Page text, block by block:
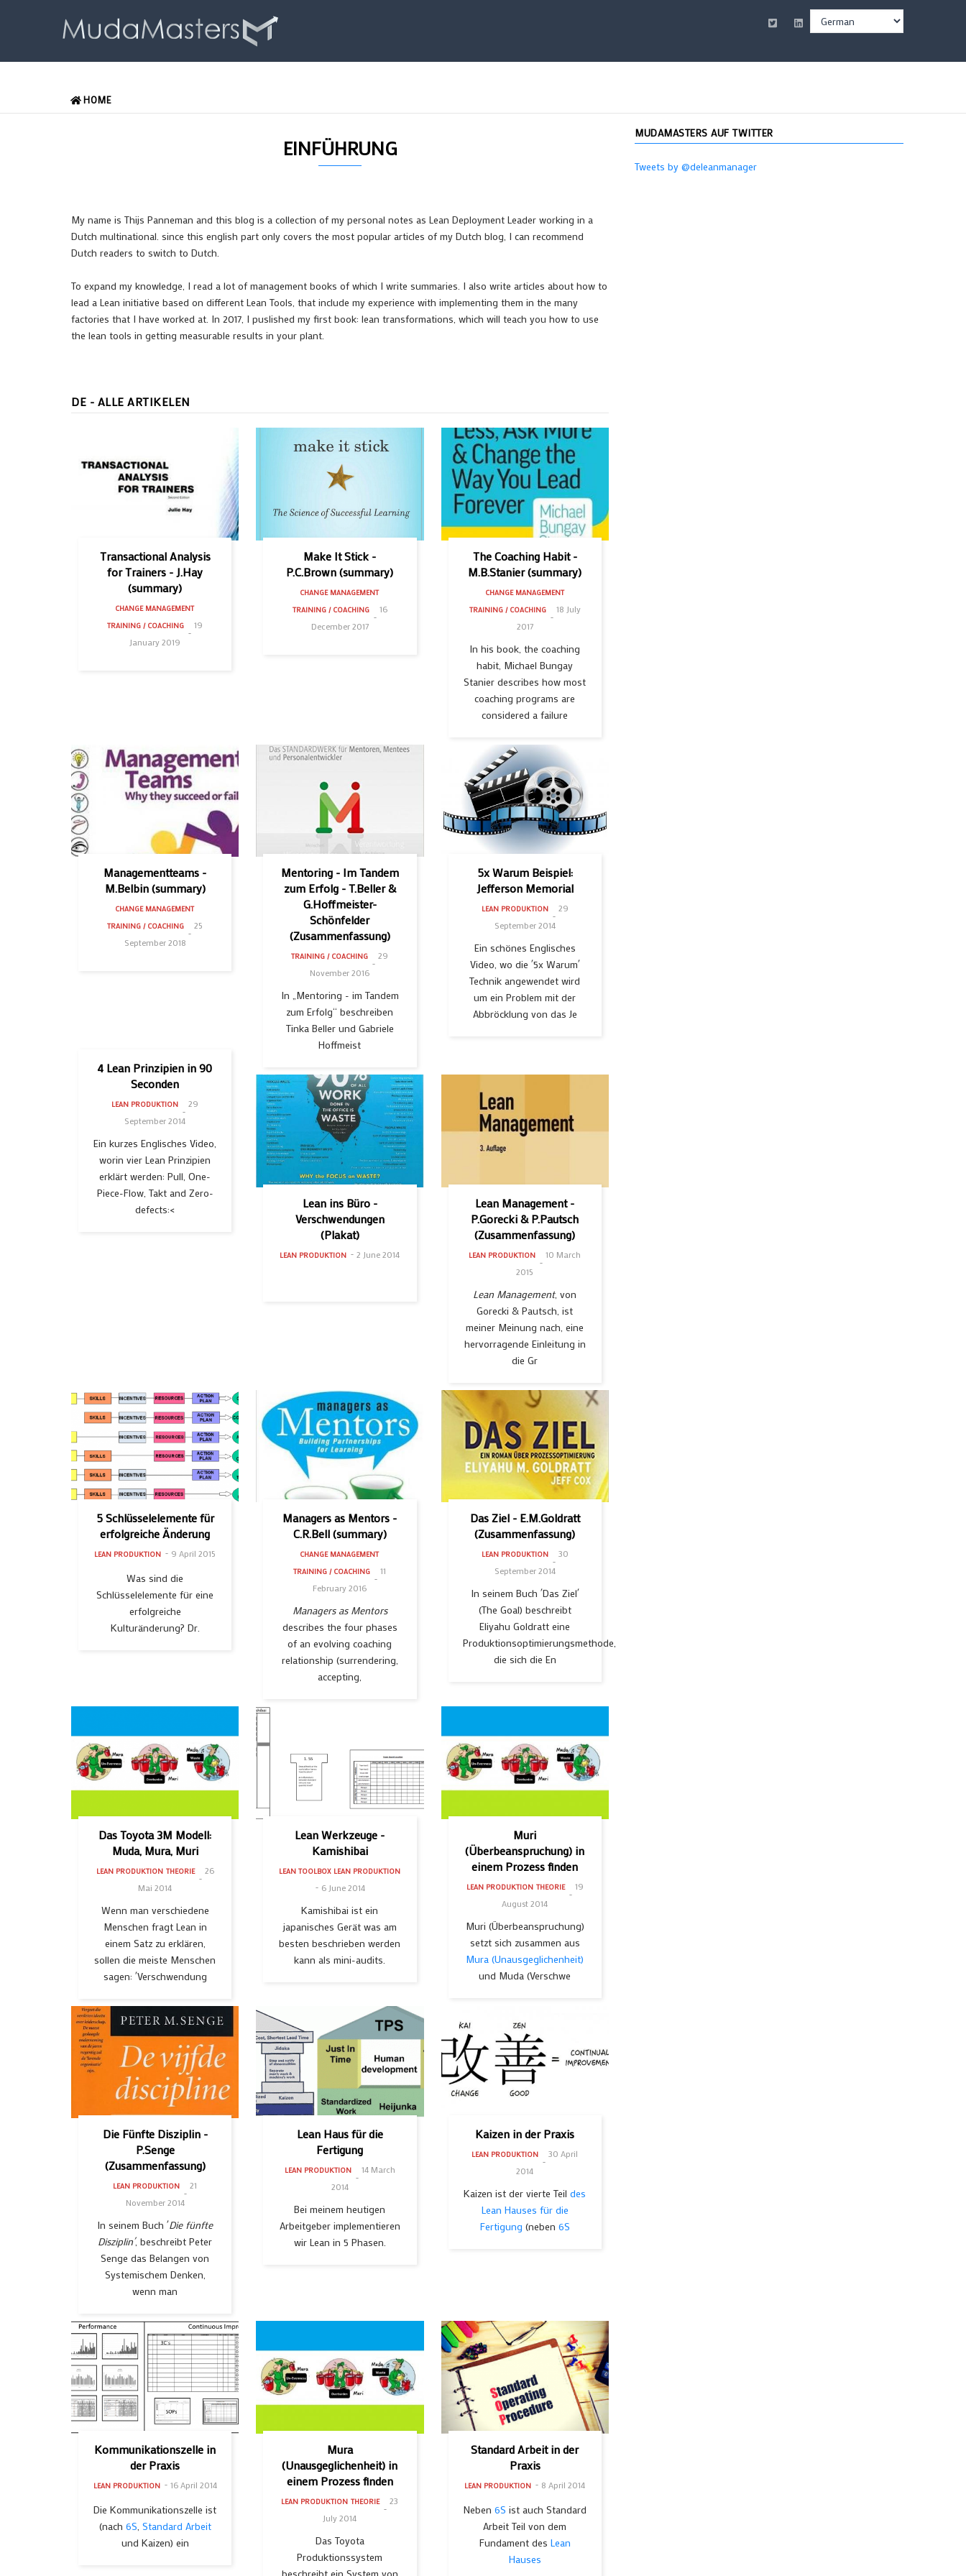
Select
your
DUITS
HOME
EINFÜHRUNG
My name is Thijs Panneman and this blog is a collection of my personal notes as Lean Deployment Leader working in a
Dutch multinational. since this english part only covers the most popular articles of my Dutch blog, I can recommend
Dutch readers to switch to Dutch.
To expand my knowledge, I read a lot of management books of which I write summaries. I also write articles about how to
lead a Lean initiative based on different Lean Tools, that include my experience with implementing them in the many
factories that I have worked at. In 2017, I puslished my first book: lean transformations, which will teach you how to use
the lean tools in getting measurable results in your plant.
DE - ALLE ARTIKELEN
Transactional Analysis
for Trainers - J.Hay
(summary)
CHANGE MANAGEMENT
TRAINING / COACHING
19
January 2019
Make It Stick -
P.C.Brown (summary)
CHANGE MANAGEMENT
TRAINING / COACHING
16
December 2017
The Coaching Habit -
M.B.Stanier (summary)
CHANGE MANAGEMENT
TRAINING / COACHING
18 July
2017
In his book, the coaching
habit, Michael Bungay
Stanier describes how most
coaching programs are
considered a failure
Managementteams -
M.Belbin (summary)
CHANGE MANAGEMENT
TRAINING / COACHING
25
September 2018
Mentoring - Im Tandem
zum Erfolg - T.Beller &
G.Hoffmeister-
Schönfelder
(Zusammenfassung)
TRAINING / COACHING
29
November 2016
In „Mentoring - im Tandem
zum Erfolg“ beschreiben
Tinka Beller und Gabriele
Hoffmeist
5x Warum Beispiel:
Jefferson Memorial
LEAN PRODUKTION
29
September 2014
Ein schönes Englisches
Video, wo die ´5x Warum´
Technik angewendet wird
um ein Problem mit der
Abbröcklung von das Je
4 Lean Prinzipien in 90
Seconden
LEAN PRODUKTION
29
September 2014
Ein kurzes Englisches Video,
worin vier Lean Prinzipien
erklärt werden: Pull, One-
Piece-Flow, Takt and Zero-
defects:<
Lean ins Büro -
Verschwendungen
(Plakat)
LEAN PRODUKTION 2 June 2014
Lean Management -
P.Gorecki & P.Pautsch
(Zusammenfassung)
LEAN PRODUKTION
10 March
2015
Lean Management, von
Gorecki & Pautsch, ist
meiner Meinung nach, eine
hervorragende Einleitung in
die Gr
5 Schlüsselelemente für
erfolgreiche Änderung
LEAN PRODUKTION 9 April 2015
Was sind die
Schlüsselelemente für eine
erfolgreiche
Kulturänderung? Dr.
Managers as Mentors -
C.R.Bell (summary)
CHANGE MANAGEMENT
TRAINING / COACHING
11
February 2016
Managers as Mentors
describes the four phases
of an evolving coaching
relationship (surrendering,
accepting,
Das Ziel - E.M.Goldratt
(Zusammenfassung)
LEAN PRODUKTION
30
September 2014
In seinem Buch ´Das Ziel´
(The Goal) beschreibt
Eliyahu Goldratt eine
Produktionsoptimierungsmethode,
die sich die En
Das Toyota 3M Modell:
Muda, Mura, Muri
LEAN PRODUKTION THEORIE
26
Mai 2014
Wenn man verschiedene
Menschen fragt Lean in
einem Satz zu erklären,
sollen die meiste Menschen
sagen: ´Verschwendung
Lean Werkzeuge -
Kamishibai
LEAN TOOLBOX LEAN PRODUKTION
6 June 2014
Kamishibai ist ein
japanisches Gerät was am
besten beschrieben werden
kann als mini-audits.
Muri
(Überbeanspruchung) in
einem Prozess finden
LEAN PRODUKTION THEORIE
19
August 2014
Muri (Überbeanspruchung)
setzt sich zusammen aus
Mura (Unausgeglichenheit)
und Muda (Verschwe
Die Fünfte Disziplin -
P.Senge
(Zusammenfassung)
LEAN PRODUKTION
21
November 2014
In seinem Buch ´Die fünfte
Disziplin´, beschreibt Peter
Senge das Belangen von
Systemischem Denken,
wenn man
Lean Haus für die
Fertigung
LEAN PRODUKTION
14 March
2014
Bei meinem heutigen
Arbeitgeber implementieren
wir Lean in 5 Phasen.
Kaizen in der Praxis
LEAN PRODUKTION
30 April
2014
Kaizen ist der vierte Teildes
Lean Hauses für die
Fertigung (neben 6S
Kommunikationszelle in
der Praxis
LEAN PRODUKTION 16 April 2014
Die Kommunikationszelle ist
(nach 6S, Standard Arbeit
und Kaizen) ein
Mura
(Unausgeglichenheit) in
einem Prozess finden
LEAN PRODUKTION THEORIE
23
July 2014
Das Toyota
Produktionssystem
Standard Arbeit in der
Praxis
LEAN PRODUKTION 8 April 2014
Neben 6S ist auch Standard
Arbeit Teil von dem
Fundament des Lean
Hauses
MUDAMASTERS AUF TWITTER
Tweets by @deleanmanager